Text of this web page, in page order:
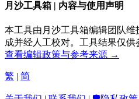
月沙工具箱 | 内容与使用声明
本工具由月沙工具箱编辑团队
成并经人工校对。工具结果仅供
查看编辑政策与参考来源 →
繁 | 简